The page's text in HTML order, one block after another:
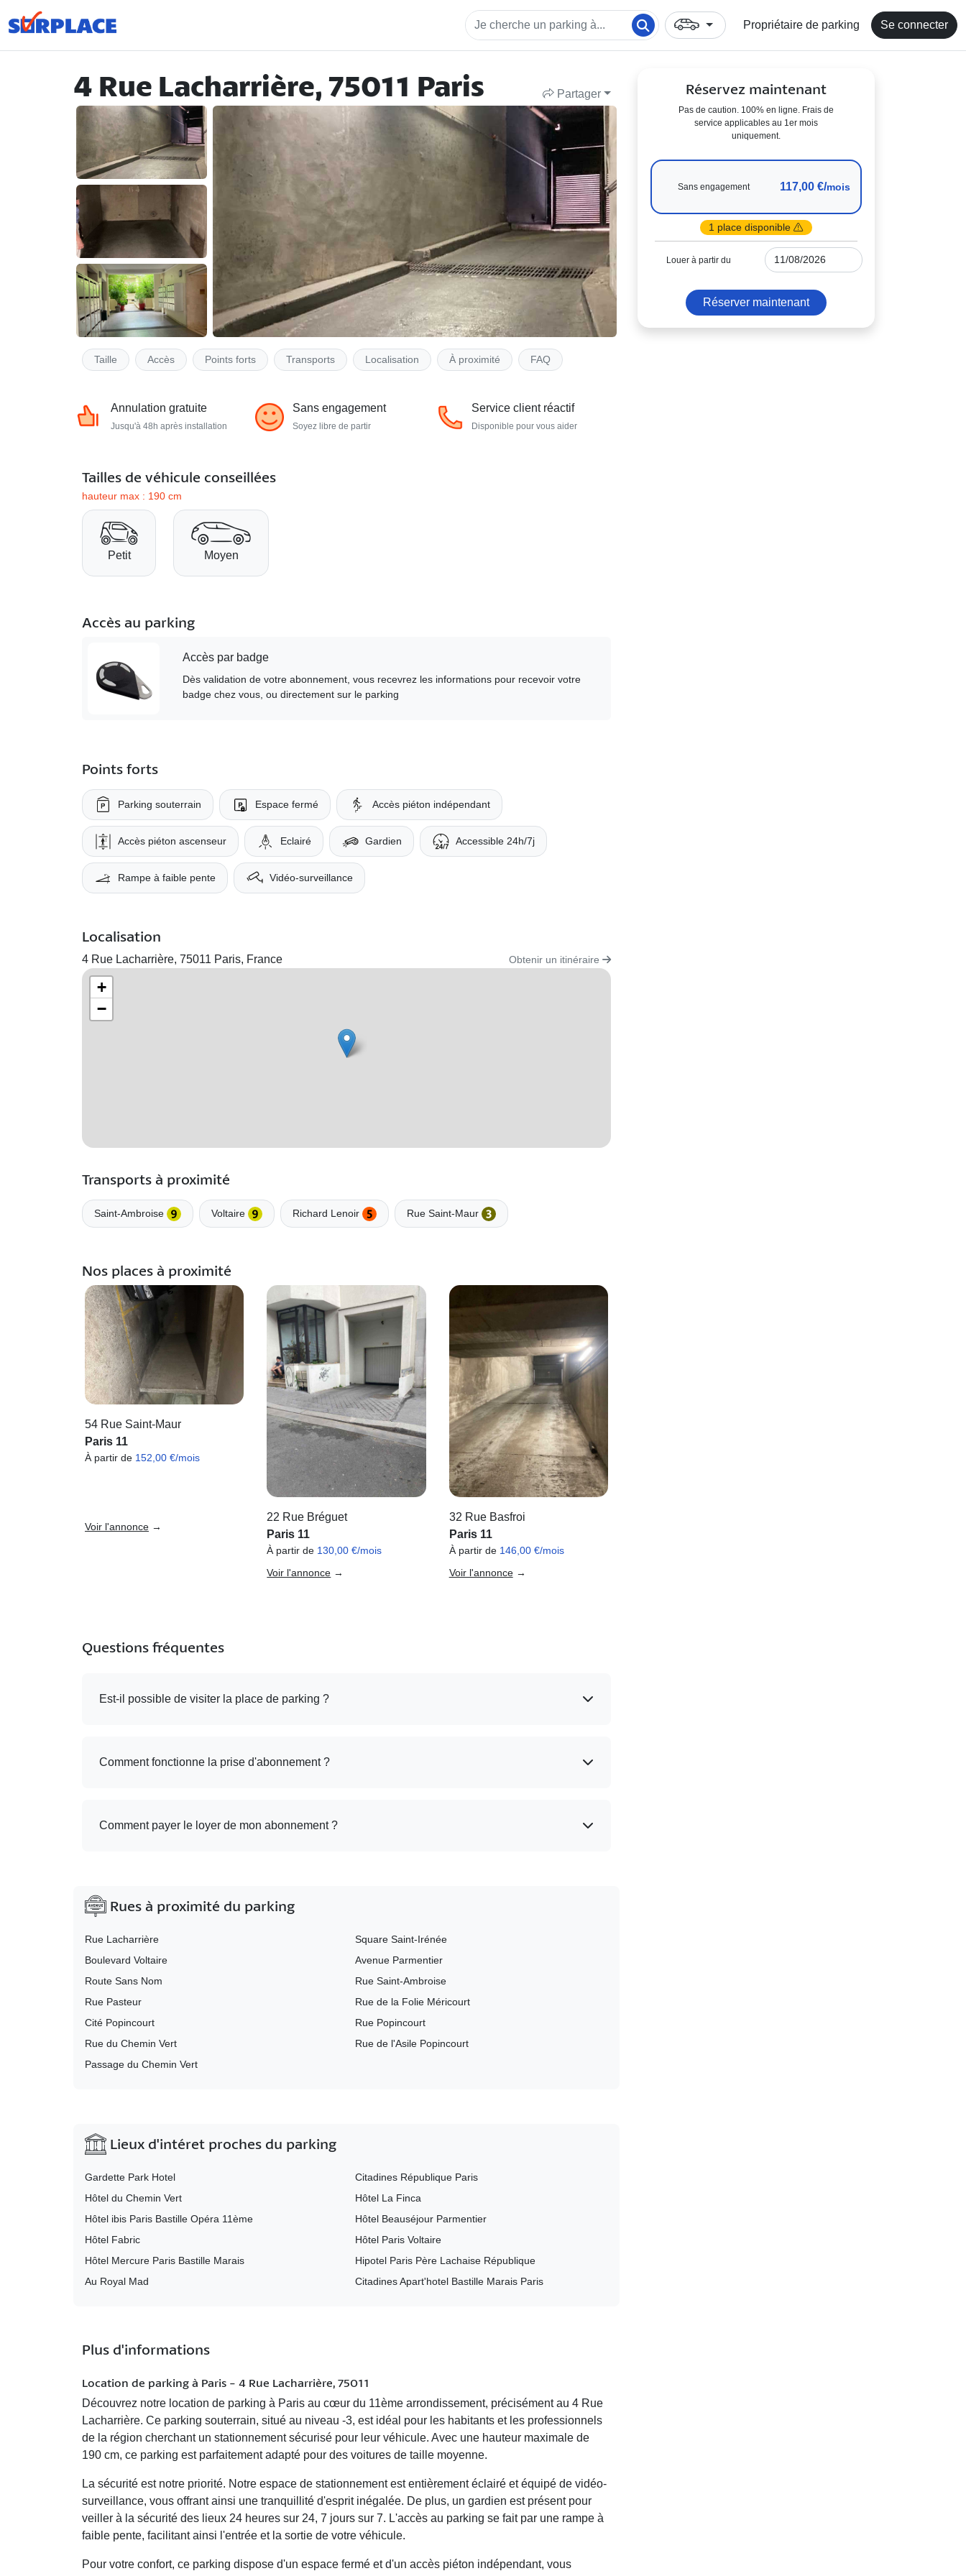
Propriétaire de parking Se connecter
4 Rue Lacharrière, 75011 Paris Partager
Taille Accès Points forts Transports Localisation À proximité FAQ
Annulation gratuite
Jusqu'à 48h après installation
Sans engagement
Soyez libre de partir
Service client réactif
Disponible pour vous aider
Tailles de véhicule conseillées
hauteur max : 190 cm
Petit Moyen
Accès au parking
Accès par badge
Dès validation de votre abonnement, vous recevrez les informations pour recevoir votre
badge chez vous, ou directement sur le parking
Points forts
Parking souterrain Espace fermé Accès piéton indépendant
Accès piéton ascenseur Eclairé Gardien Accessible 24h/7j
Rampe à faible pente Vidéo-surveillance
Localisation
4 Rue Lacharrière, 75011 Paris, France Obtenir un itinéraire
+
−
Transports à proximité
Saint-Ambroise Voltaire Richard Lenoir Rue Saint-Maur
Nos places à proximité
54 Rue Saint-Maur
Paris 11
À partir de 152,00 €/mois
Voir l'annonce →
22 Rue Bréguet
Paris 11
À partir de 130,00 €/mois
Voir l'annonce →
32 Rue Basfroi
Paris 11
À partir de 146,00 €/mois
Voir l'annonce→
Questions fréquentes
Est-il possible de visiter la place de parking ?
Comment fonctionne la prise d'abonnement ?
Comment payer le loyer de mon abonnement ?
Rues à proximité du parking
Rue Lacharrière
Square Saint-Irénée
Boulevard Voltaire
Avenue Parmentier
Route Sans Nom
Rue Saint-Ambroise
Rue Pasteur
Rue de la Folie Méricourt
Cité Popincourt
Rue Popincourt
Rue du Chemin Vert
Rue de l'Asile Popincourt
Passage du Chemin Vert
Lieux d'intéret proches du parking
Gardette Park Hotel
Citadines République Paris
Hôtel du Chemin Vert
Hôtel La Finca
Hôtel ibis Paris Bastille Opéra 11ème
Hôtel Beauséjour Parmentier
Hôtel Fabric
Hôtel Paris Voltaire
Hôtel Mercure Paris Bastille Marais
Hipotel Paris Père Lachaise République
Au Royal Mad
Citadines Apart'hotel Bastille Marais Paris
Plus d'informations
Location de parking à Paris - 4 Rue Lacharrière, 75011
Découvrez notre location de parking à Paris au cœur du 11ème arrondissement, précisément au 4 Rue
Lacharrière. Ce parking souterrain, situé au niveau -3, est idéal pour les habitants et les professionnels
de la région cherchant un stationnement sécurisé pour leur véhicule. Avec une hauteur maximale de
190 cm, ce parking est parfaitement adapté pour des voitures de taille moyenne.
La sécurité est notre priorité. Notre espace de stationnement est entièrementéclairé et équipé de vidéo-
surveillance, vous offrant ainsi une tranquillité d'esprit inégalée. De plus, un gardien est présent pour
veiller à la sécurité des lieux 24 heures sur 24, 7 jours sur 7. L'accès au parking se fait par une rampe à
faible pente, facilitant ainsi l'entrée et la sortie de votre véhicule.
Pour votre confort, ce parking dispose d'un espace fermé et d'un accès piéton indépendant, vous
Réservez maintenant
Pas de caution. 100% en ligne. Frais de
service applicables au 1er mois
uniquement.
Sans engagement 117,00 €/mois
1 place disponible
Louer à partir du
Réserver maintenant